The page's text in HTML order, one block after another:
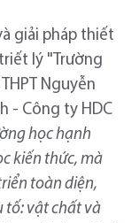
giải pháp thiết
lý "Trường
Nguyễn
- Công ty HDC
học hạnh
kiến thức, mà
toàn diện,
tố: vật chất và